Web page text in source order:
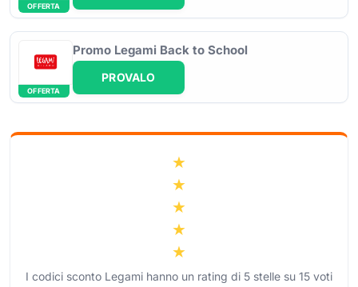
OFFERTA
OFFERTA
Promo Legami Back to School
PROVALO
I codici sconto Legami hanno un rating di 5 stelle su 15 voti